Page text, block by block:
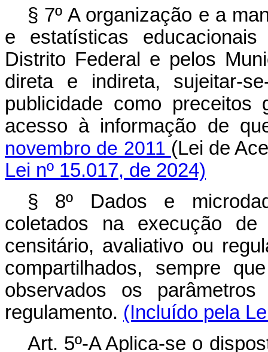
§ 7º A organização e a
e estatísticas
Distrito Federal e pelos
direta e indireta, sujeitar-
publicidade como
acesso à informação de
novembro de 2011 (Lei de
Lei nº 15.017, de 2024)
§ 8º Dados e
coletados na execução
censitário, avaliativo ou
compartilhados, sempre
observados os
regulamento. (Incluído pela
Art. 5º-A Aplica-se o